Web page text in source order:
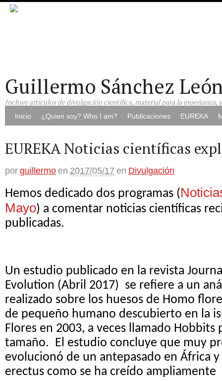
Guillermo Sánchez
Incluye artículos de divulgación científica, material para la enseñanza,
Inicio ¿Quien soy? Who I am? Publicaciones EUREKA
EUREKA Noticias científicas
por guillermo en 2017/05/17 en Divulgación
Hemos dedicado dos programas (
Mayo) a comentar noticias científicas
publicadas.
Un estudio publicado en la revista
Evolution (Abril 2017) se refiere a un
realizado sobre los huesos de Homo
de pequeño humano descubierto en la
Flores en 2003, a veces llamado Hobbits
tamaño. El estudio concluye que muy
evolucionó de un antepasado en África
erectus como se ha creído ampliamente